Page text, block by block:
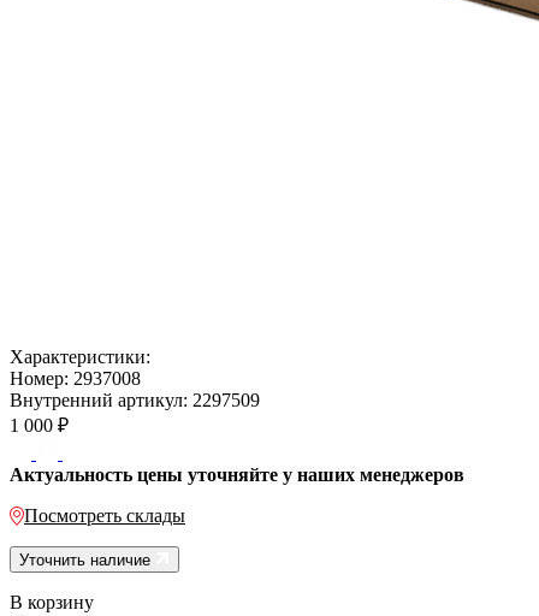
Характеристики:
Номер: 2937008
Внутренний артикул: 2297509
1 000 ₽
Актуальность цены уточняйте у наших менеджеров
Посмотреть склады
Уточнить наличие
В корзину